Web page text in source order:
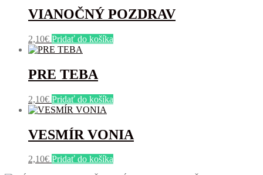
VIANOČNÝ POZDRAV
2,10€ Pridať do košíka
PRE TEBA
2,10€ Pridať do košíka
VESMÍR VONIA
2,10€ Pridať do košíka